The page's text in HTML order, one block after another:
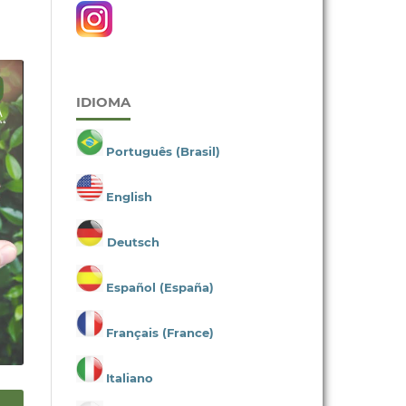
IDIOMA
Português (Brasil)
English
Deutsch
Español (España)
Français (France)
Italiano